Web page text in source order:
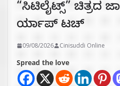
“ಸಿಟಿಲೈಟ್ಸ್‌” ಚಿತ್ರದ
ರ್ಯಾಪ್‌ ಟಚ್‌
09/08/2026 Cinisuddi Online
Spread the love